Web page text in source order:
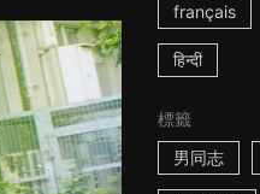
français
हिन्दी
標籤
男同志